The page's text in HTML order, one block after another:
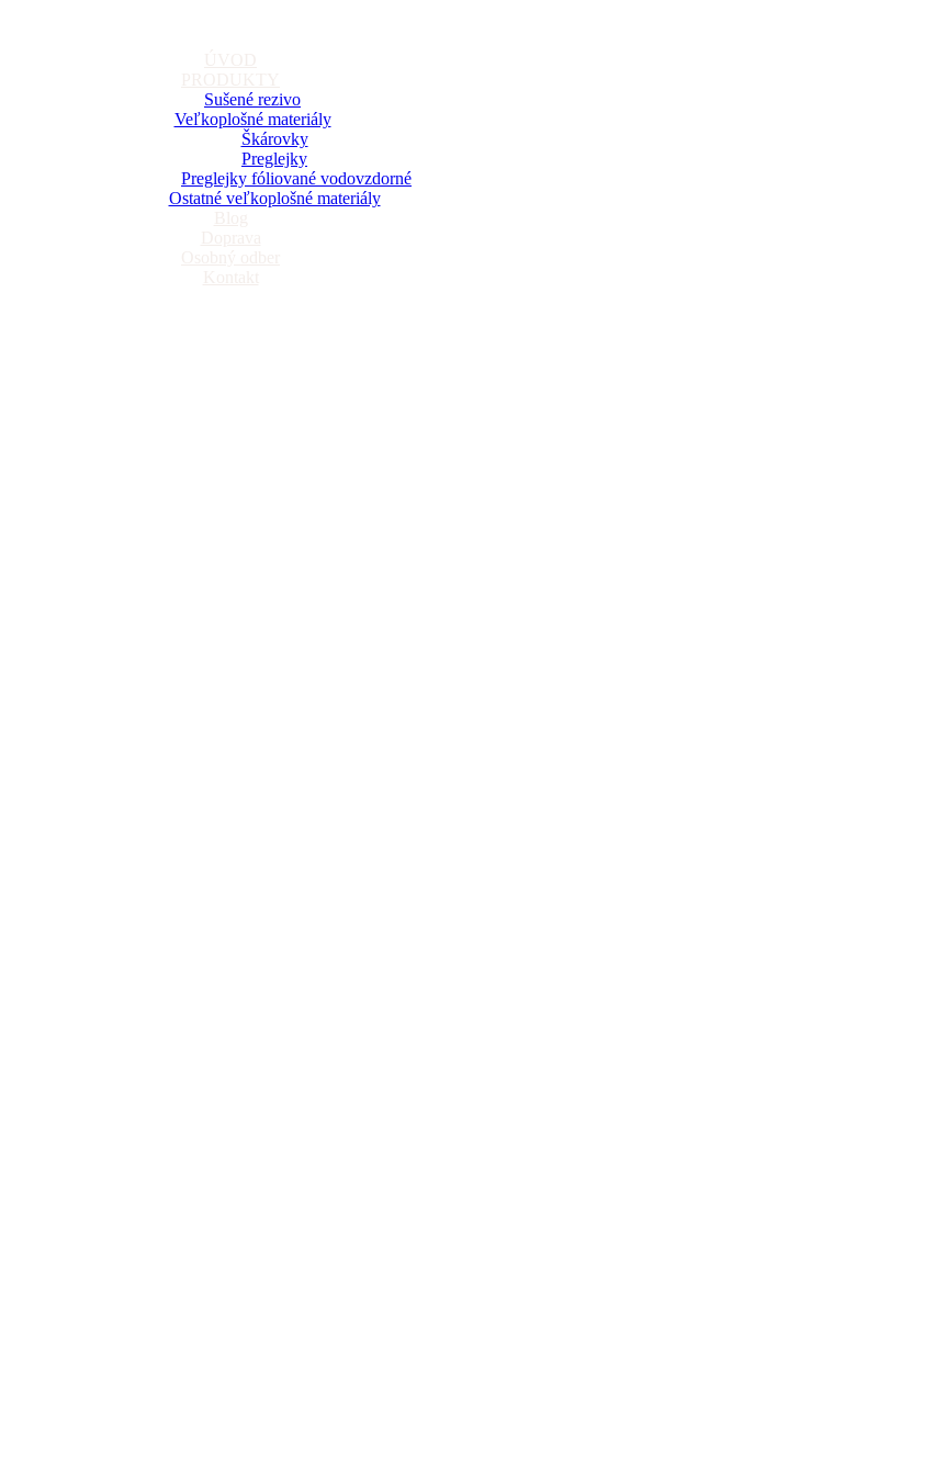
Sušené rezivo
Veľkoplošné materiály
Škárovky
Preglejky
Preglejky fóliované vodovzdorné
Ostatné veľkoplošné materiály